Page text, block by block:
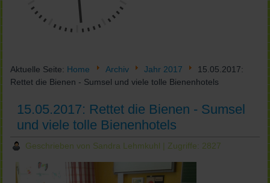
Aktuelle Seite: Home Archiv Jahr 2017
15.05.2017:
Rettet die Bienen - Sumsel und viele tolle Bienenhotels
15.05.2017: Rettet die Bienen - Sumsel
und viele tolle Bienenhotels
Geschrieben von Sandra Lehmkuhl | Zugriffe: 2827